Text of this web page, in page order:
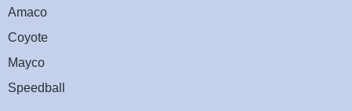
Amaco
Coyote
Mayco
Speedball